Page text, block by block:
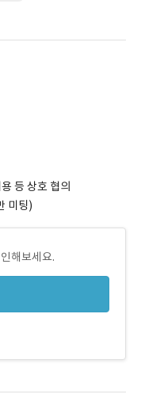
등 상호 협의
미팅)
해보세요.